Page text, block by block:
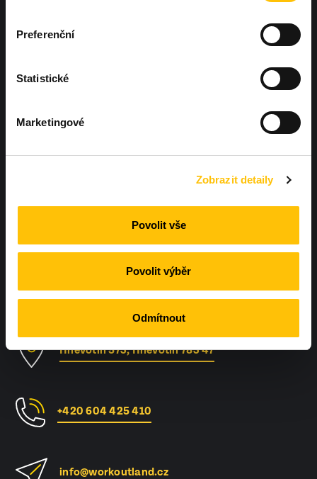
Preferenční
Statistické
Marketingové
Zobrazit detaily
Povolit vše
Povolit výběr
Odmítnout
bylo právě u vás?Ozvěte se nám
Hněvotín 573, Hněvotín 783 47
+420 604 425 410
info@workoutland.cz